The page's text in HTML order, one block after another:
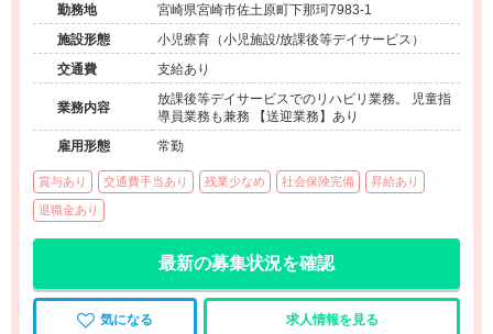
勤務地
宮崎県宮崎市佐土原町下那珂7983-1
施設形態
小児療育（小児施設/放課後等デイサービス）
交通費
支給あり
業務内容
放課後等デイサービスでのリハビリ業務。 児童指
導員業務も兼務 【送迎業務】あり
雇用形態
常勤
賞与あり 交通費手当あり 残業少なめ 社会保険完備 昇給あり
退職金あり
最新の募集状況を確認
気になる 求人情報を見る